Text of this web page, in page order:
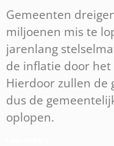
Gemeenten
miljoenen mis te
jarenlang
de inflatie door het
Hierdoor zullen de
dus de
oplopen.